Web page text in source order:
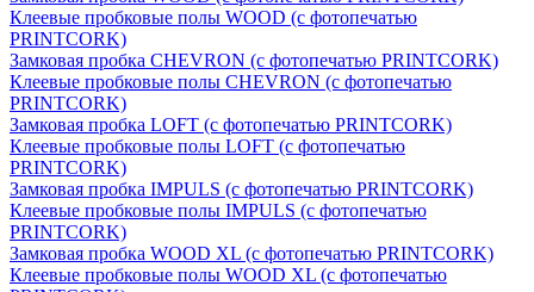
Клеевые пробковые полы WOOD (с фотопечатью
PRINTCORK)
Замковая пробка CHEVRON (с фотопечатью PRINTCORK)
Клеевые пробковые полы CHEVRON (с фотопечатью
PRINTCORK)
Замковая пробка LOFT (с фотопечатью PRINTCORK)
Клеевые пробковые полы LOFT (с фотопечатью
PRINTCORK)
Замковая пробка IMPULS (с фотопечатью PRINTCORK)
Клеевые пробковые полы IMPULS (с фотопечатью
PRINTCORK)
Замковая пробка WOOD XL (с фотопечатью PRINTCORK)
Клеевые пробковые полы WOOD XL (с фотопечатью